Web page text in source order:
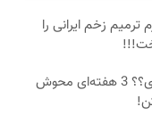
ترمیم زخم ایرانی را
جای زخم و بخیه داری؟؟ 3 هفته‌ای محوش